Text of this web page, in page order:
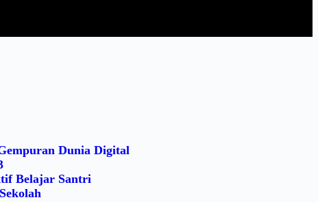
Dunia Digital
Belajar Santri